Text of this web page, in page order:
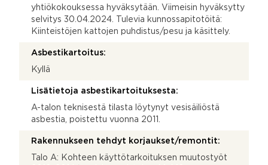
yhtiökokouksessa hyväksytään. Viimeisin hyväksytty
selvitys 30.04.2024. Tulevia kunnossapitotöitä:
Kiinteistöjen kattojen puhdistus/pesu ja käsittely.
Asbestikartoitus:
Kyllä
Lisätietoja asbestikartoituksesta:
A-talon teknisestä tilasta löytynyt vesisäiliöstä
asbestia, poistettu vuonna 2011.
Rakennukseen tehdyt korjaukset/remontit:
Talo A: Kohteen käyttötarkoituksen muutostyöt